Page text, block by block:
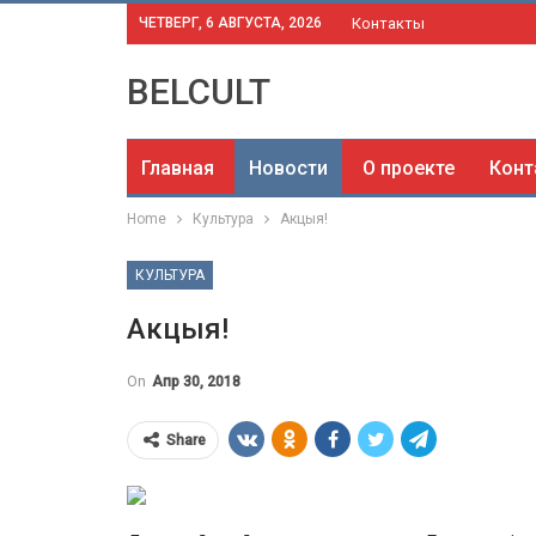
ЧЕТВЕРГ, 6 АВГУСТА, 2026 Контакты
BELCULT
Главная Новости О проекте
Home Культура Акцыя!
КУЛЬТУРА
Акцыя!
On Апр 30, 2018
Share